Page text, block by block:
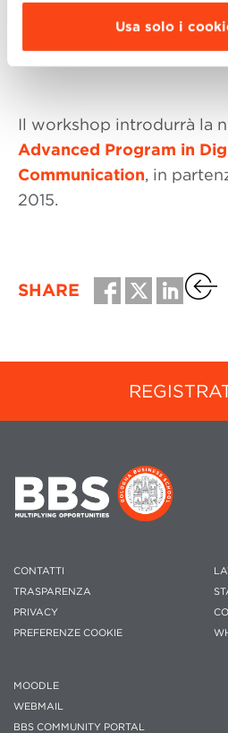
Usa solo i
Davide Maggi Founder,
Board member,
Il workshop introdurrà la
Advanced Program in
Communication, in
2015.
SHARE
CONTATTI
TRASPARENZA
PRIVACY
PREFERENZE COOKIE
MOODLE
WEBMAIL
BBS COMMUNITY PORTAL